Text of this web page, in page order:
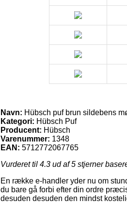
Navn: Hübsch puf brun sildebens
Kategori: Hübsch Puf
Producent: Hübsch
Varenummer: 1348
EAN: 5712772067765
Vurderet til 4.3 ud af 5 stjerner
En række e-handler yder nu om
du bare gå forbi efter din ordre
desuden desuden den mindst